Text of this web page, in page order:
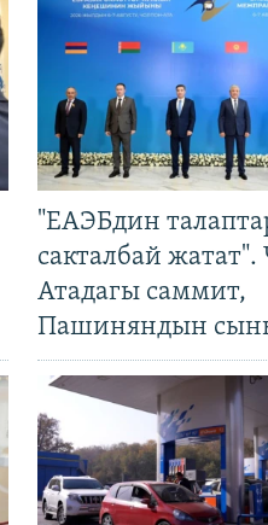
"ЕАЭБдин
сакталбай
Атадагы саммит,
Пашиняндын